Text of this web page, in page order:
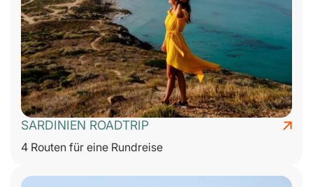
SARDINIEN ROADTRIP
4 Routen für eine Rundreise